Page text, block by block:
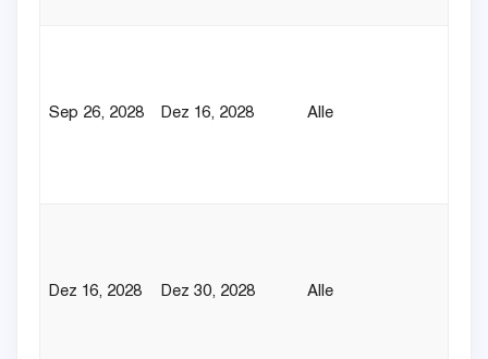
Sep 26, 2028 Dez 16, 2028 Alle
Dez 16, 2028 Dez 30, 2028 Alle